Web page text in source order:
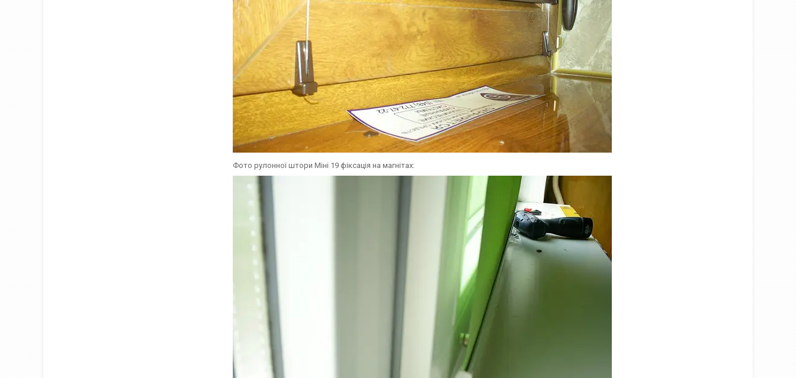
Фото рулонної штори Міні 19 фіксація на магнітах: